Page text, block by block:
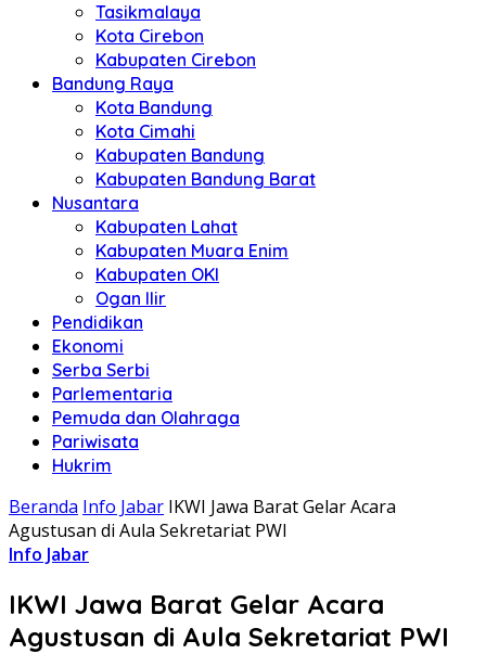
Tasikmalaya
Kota Cirebon
Kabupaten Cirebon
Bandung Raya
Kota Bandung
Kota Cimahi
Kabupaten Bandung
Kabupaten Bandung Barat
Nusantara
Kabupaten Lahat
Kabupaten Muara Enim
Kabupaten OKI
Ogan Ilir
Pendidikan
Ekonomi
Serba Serbi
Parlementaria
Pemuda dan Olahraga
Pariwisata
Hukrim
Beranda Info Jabar IKWI Jawa Barat Gelar Acara
Agustusan di Aula Sekretariat PWI
Info Jabar
IKWI Jawa Barat Gelar Acara
Agustusan di Aula Sekretariat PWI